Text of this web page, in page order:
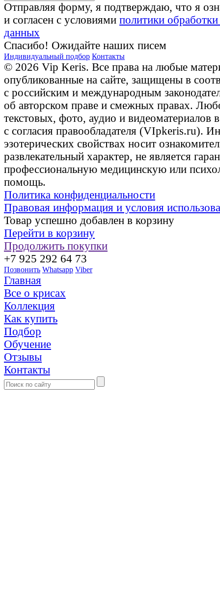
Отправляя форму, я подтверждаю, что я
и согласен с условиями политики
данных
Спасибо! Ожидайте наших писем
Индивидуальный подбор Контакты
© 2026 Vip Keris. Все права на любые
опубликованные на сайте, защищены в
с российским и международным
об авторском праве и смежных правах.
текстовых, фото, аудио и видеоматериалов
с согласия правообладателя (VIpkeris.ru).
эзотерических свойствах носит
развлекательный характер, не является
профессиональную медицинскую или
помощь.
Политика конфиденциальности
Правовая информация и условия
Товар успешно добавлен в корзину
Перейти в корзину
Продолжить покупки
+7 925 292 64 73
Позвонить Whatsapp Viber
Главная
Все о крисах
Коллекция
Как купить
Подбор
Обучение
Отзывы
Контакты